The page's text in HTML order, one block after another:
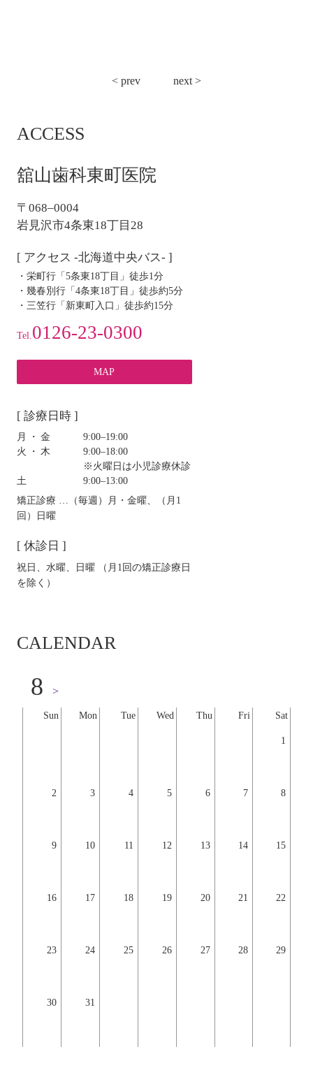
< prev next >
ACCESS
舘山歯科東町医院
〒068–0004
岩見沢市4条東18丁目28
[ アクセス -北海道中央バス- ]
・栄町行「5条東18丁目」徒歩1分
・幾春別行「4条東18丁目」徒歩約5分
・三笠行「新東町入口」徒歩約15分
Tel. 0126-23-0300
MAP
[ 診療日時 ]
月・金
9:00‒19:00
火・木
9:00‒18:00
※火曜日は小児診療休診
土
9:00‒13:00
矯正診療 …（毎週）月・金曜、（月1
回）日曜
[ 休診日 ]
祝日、水曜、日曜 （月1回の矯正診療日
を除く）
CALENDAR
Sun Mon Tue Wed Thu Fri Sat
1
2 3 4 5 6 7 8
9 10 11 12 13 14 15
16 17 18 19 20 21 22
23 24 25 26 27 28 29
30 31
8 >